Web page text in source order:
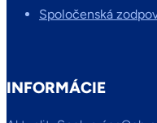
Spoločenská
INFORMÁCIE